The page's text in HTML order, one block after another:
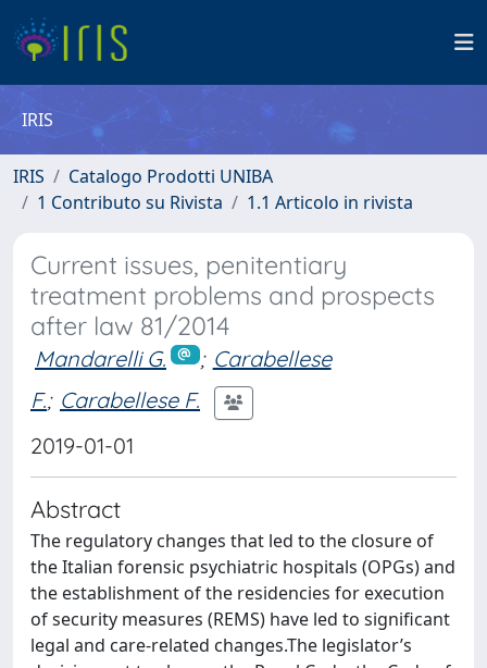
IRIS
IRIS
Catalogo Prodotti UNIBA
1 Contributo su Rivista
1.1 Articolo in rivista
Current issues, penitentiary
treatment problems and prospects
after law 81/2014
Mandarelli G. ; Carabellese
F.; Carabellese F.
2019-01-01
Abstract
The regulatory changes that led to the closure of
the Italian forensic psychiatric hospitals (OPGs) and
the establishment of the residencies for execution
of security measures (REMS) have led to significant
legal and care-related changes.The legislator’s